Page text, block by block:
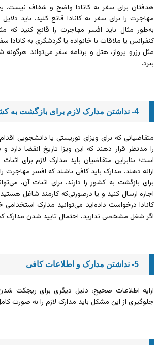
هدفتان برای سفر به کانادا واضح و شفاف نیست.
مهاجرت را برای سفر به کانادا قانع کنید. باید
به‌طور مثال باید افسر مهاجرت را قانع کنید که
کنفرانس یا ملاقات با خانواده یا گردشگری به کانادا
مثل رزرو پرواز، هتل و برنامه سفر می‌تواند
ببرد.
4- نداشتن مدارک لازم برای بازگشت به کشور
متقاضیانی که برای ویزای توریستی یا دانشجویی
را مدنظر قرار دهند که این ویزا تاریخ انقضا
است؛ بنابراین متقاضیان باید مدارک لازم برای
ارائه دهند. مدارک باید کافی باشند که افسر مهاجرت
برای بازگشت به کشور را دارند. برای اثبات آن،
اجاره ارسال کنید و یا درصورتی‌که کارمند شاغل
کانادا درخواست داده‌اید می‌توانید مدارک استخدامی
اگر شغل مشخصی ندارید، احتمال تایید شدن مدارک
5- نداشتن مدارک و اطلاعات کافی
ارایه اطلاعات صحیح، دلیل دیگری برای ریجکت
جلوگیری از این مشکل باید مدارک لازم را به صورت